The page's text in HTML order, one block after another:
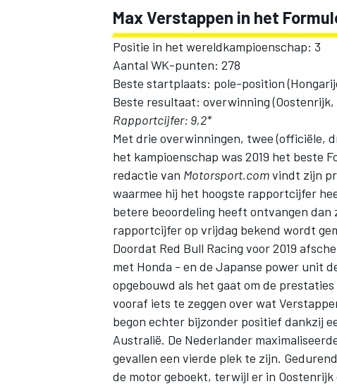
WEC DTM
Max Verstappen in het
Positie in het wereldkampioenschap: 3
Aantal WK-punten: 278
Beste startplaats: pole-position
Beste resultaat: overwinning
Rapportcijfer: 9,2*
Met drie overwinningen, twee (officiële,
het kampioenschap was 2019 het beste
redactie van Motorsport.comvindt zijn
waarmee hij het hoogste rapportcijfer
betere beoordeling heeft ontvangen dan
rapportcijfer op vrijdag bekend wordt
Doordat Red Bull Racing voor 2019
met Honda - en de Japanse power unit
opgebouwd als het gaat om de
vooraf iets te zeggen over wat
begon echter bijzonder positief dankzij
Australië. De Nederlander
gevallen een vierde plek te zijn.
de motor geboekt, terwijl er in